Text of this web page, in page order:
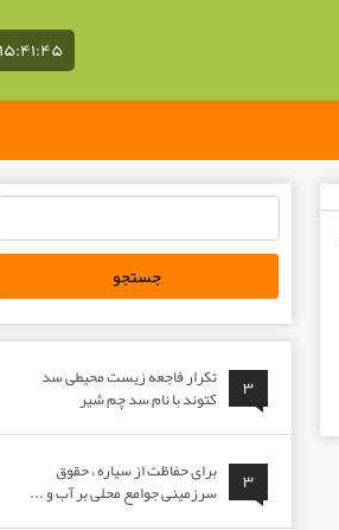
۱۵:۴۱:۴۶
۳
تکرار فاجعه زیست محیطی سد
کتوند با نام سد چم شیر
۳
برای حفاظت از سیاره ، حقوق
سرزمینی جوامع محلی بر آب و ...